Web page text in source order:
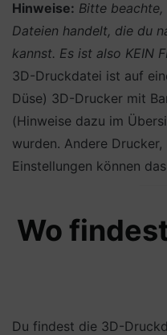
Hinweise: Bitte
Dateien handelt, die du
kannst. Es ist also KEIN
3D-Druckdatei ist auf
Düse) 3D-Drucker mit
(Hinweise dazu im
wurden. Andere
Einstellungen können
Wo
Du findest die 3D-